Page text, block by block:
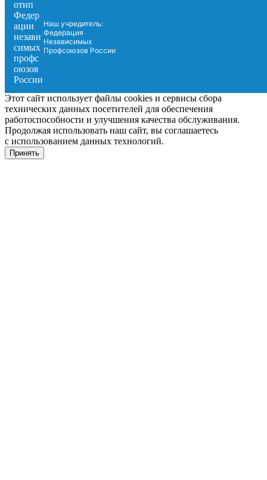
Наш учредитель:
Федерация
Независимых
Профсоюзов России
Этот сайт использует файлы cookies и сервисы сбора
технических данных посетителей для обеспечения
работоспособности и улучшения качества обслуживания.
Продолжая использовать наш сайт, вы соглашаетесь
с использованием данных технологий.
Принять